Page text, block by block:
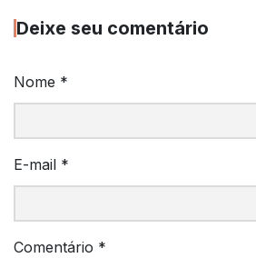
Deixe seu comentário
Comentário *
Nome *
E-mail *